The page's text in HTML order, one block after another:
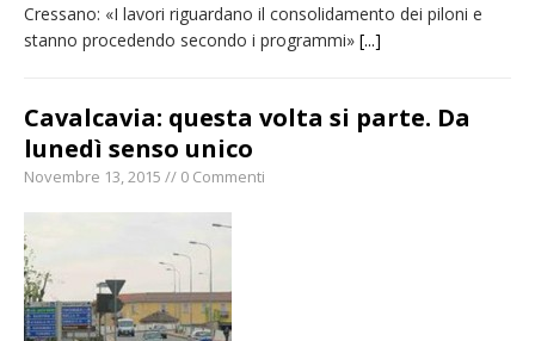
Cressano: «I lavori riguardano il consolidamento dei piloni e
stanno procedendo secondo i programmi» [...]
Cavalcavia: questa volta si parte. Da
lunedì senso unico
Novembre 13, 2015 // 0 Commenti